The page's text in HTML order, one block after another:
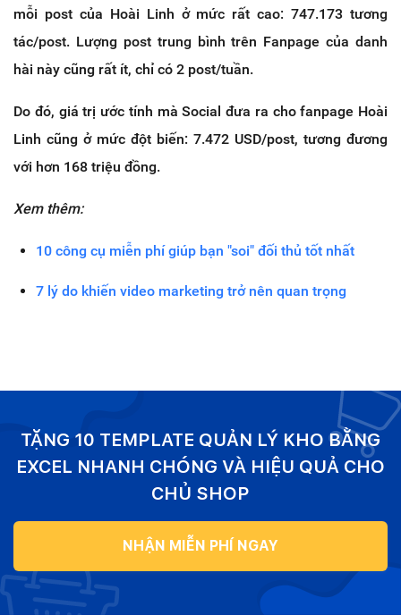
mỗi post của Hoài Linh ở mức rất cao: 747.173 tương
tác/post. Lượng post trung bình trên Fanpage của danh
hài này cũng rất ít, chỉ có 2 post/tuần.
Do đó, giá trị ước tính mà Social đưa ra cho fanpage Hoài
Linh cũng ở mức đột biến: 7.472 USD/post, tương đương
với hơn 168 triệu đồng.
Xem thêm:
10 công cụ miễn phí giúp bạn "soi" đối thủ tốt nhất
7 lý do khiến video marketing trở nên quan trọng
TẶNG 10 TEMPLATE QUẢN LÝ KHO BẰNG
EXCEL NHANH CHÓNG VÀ HIỆU QUẢ CHO
CHỦ SHOP
NHẬN MIỄN PHÍ NGAY